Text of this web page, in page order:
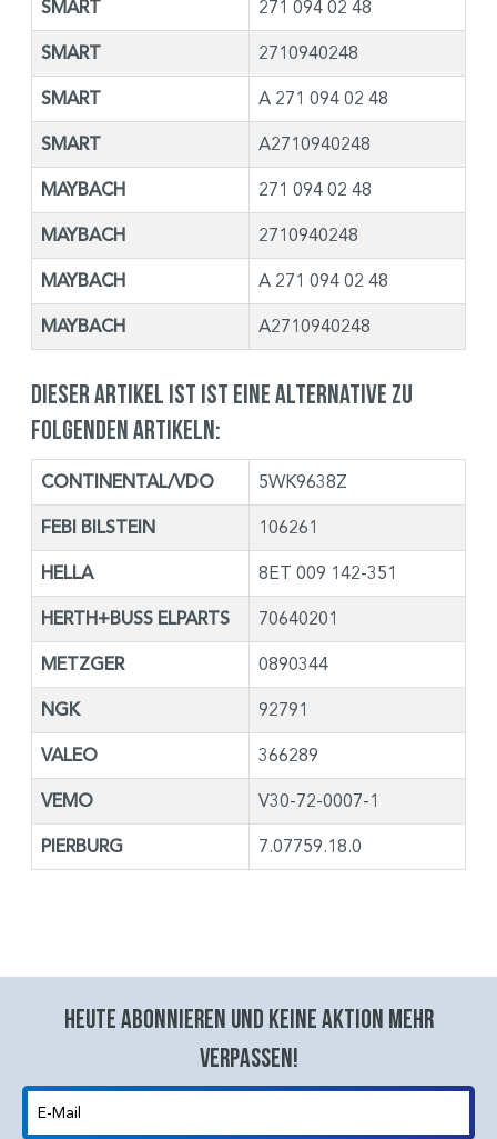
SMART 271 094 02 48
SMART 2710940248
SMART A 271 094 02 48
SMART A2710940248
MAYBACH 271 094 02 48
MAYBACH 2710940248
MAYBACH A 271 094 02 48
MAYBACH A2710940248
Dieser Artikel ist ist eine Alternative zu
folgenden Artikeln:
CONTINENTAL/VDO 5WK9638Z
FEBI BILSTEIN 106261
HELLA 8ET 009 142-351
HERTH+BUSS ELPARTS 70640201
METZGER 0890344
NGK 92791
VALEO 366289
VEMO V30-72-0007-1
PIERBURG 7.07759.18.0
Heute abonnieren und keine aktion mehr
verpassen!